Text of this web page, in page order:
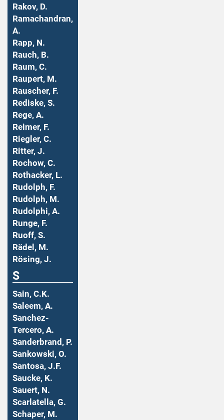
Rakov, D.
Ramachandran,
A.
Rapp, N.
Rauch, B.
Raum, C.
Raupert, M.
Rauscher, F.
Rediske, S.
Rege, A.
Reimer, F.
Riegler, C.
Ritter, J.
Rochow, C.
Rothacker, L.
Rudolph, F.
Rudolph, M.
Rudolphi, A.
Runge, F.
Ruoff, S.
Rädel, M.
Rösing, J.
S
Sain, C.K.
Saleem, A.
Sanchez-
Tercero, A.
Sanderbrand, P.
Sankowski, O.
Santosa, J.F.
Saucke, K.
Sauert, N.
Scarlatella, G.
Schaper, M.